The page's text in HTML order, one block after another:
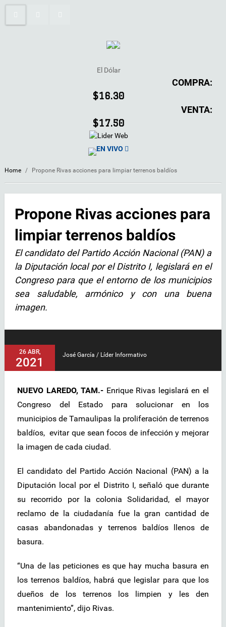
El Dólar
COMPRA:
$16.30
VENTA:
$17.50
EN VIVO
Home / Propone Rivas acciones para limpiar terrenos baldíos
Propone Rivas acciones para
limpiar terrenos baldíos
El candidato del Partido Acción Nacional (PAN) a
la Diputación local por el Distrito I, legislará en el
Congreso para que el entorno de los municipios
sea saludable, armónico y con una buena
imagen.
26 ABR,
2021
José García / Líder Informativo
NUEVO LAREDO, TAM.- Enrique Rivas legislará en el
Congreso del Estado para solucionar en los
municipios de Tamaulipas la proliferación de terrenos
baldíos, evitar que sean focos de infección y mejorar
la imagen de cada ciudad.
El candidato del Partido Acción Nacional (PAN) a la
Diputación local por el Distrito I, señaló que durante
su recorrido por la colonia Solidaridad, el mayor
reclamo de la ciudadanía fue la gran cantidad de
casas abandonadas y terrenos baldíos llenos de
basura.
“Una de las peticiones es que hay mucha basura en
los terrenos baldíos, habrá que legislar para que los
dueños de los terrenos los limpien y les den
mantenimiento”, dijo Rivas.